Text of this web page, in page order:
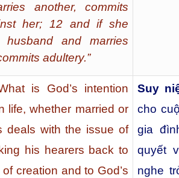
another, commits
her; 12 and if she
husband and marries
adultery.”
is God’s intention
life, whether married or
deals with the issue of
his hearers back to
creation and to God’s
Suy
cho
gia
quyết
nghe